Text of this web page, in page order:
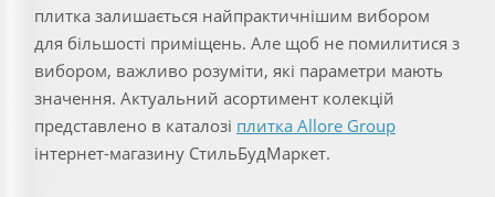
плитка залишається найпрактичнішим вибором
для більшості приміщень. Але щоб не помилитися з
вибором, важливо розуміти, які параметри мають
значення. Актуальний асортимент колекцій
представлено в каталозі плитка Allore Group
інтернет-магазину СтильБудМаркет.